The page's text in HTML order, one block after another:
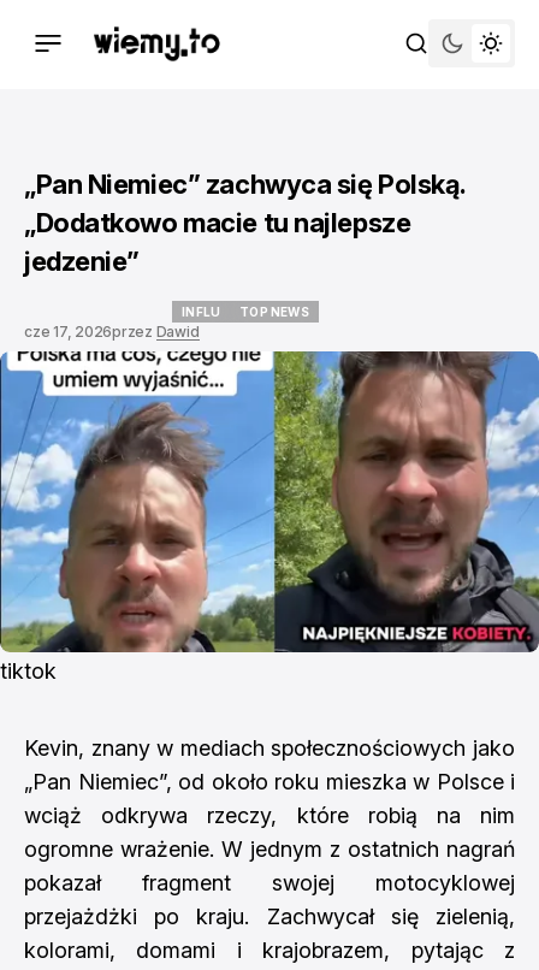
„Pan Niemiec” zachwyca się Polską.
„Dodatkowo macie tu najlepsze
jedzenie”
INFLU TOP NEWS
cze 17, 2026przez Dawid
tiktok
Kevin, znany w mediach społecznościowych jako
„Pan Niemiec”, od około roku mieszka w Polsce i
wciąż odkrywa rzeczy, które robią na nim
ogromne wrażenie. W jednym z ostatnich nagrań
pokazał fragment swojej motocyklowej
przejażdżki po kraju. Zachwycał się zielenią,
kolorami, domami i krajobrazem, pytając z